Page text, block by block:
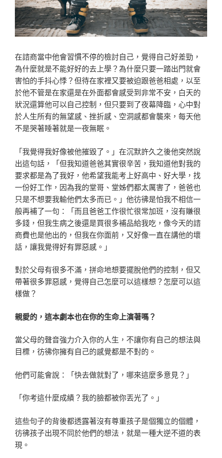
在諮商當中他會習慣不停的檢討自己，覺得自己好差勁，
為什麼就是不能好好的去上學？為什麼只要一踏出門就會
害怕的手抖心悸？但待在家裡又要被迫跟爸爸相處，以至
於他不管是在家還是在外面都會感受到非常不安，白天的
狀況還算他可以自己控制，但只要到了夜幕降臨，心中對
於人生所有的無望感、挫折感、空洞感都會襲來，每天他
不是哭著睡著就是一夜無眠。
「我覺得我好像被他摧毀了。」在沉默許久之後他突然說
出這句話，「但我知道爸爸其實很辛苦，我知道他對我的
要求都是為了我好，他希望我能考上好高中、好大學，找
一份好工作，因為我的堂哥、堂姊們都太厲害了，爸爸也
只是不想要我輸他們太多而已。」他彷彿是怕我不相信一
般再補了一句：「而且爸爸工作很忙很常加班，沒有賺很
多錢，但我生病之後還是買很多補品給我吃，像今天的諮
商費也是他出的，但我在你面前，又好像一直在講他的壞
話，讓我覺得好有罪惡感。」
對於父母有很多不滿，拼命地想要擺脫他們的控制，但又
帶著很多罪惡感，覺得自己怎麼可以這樣想？怎麼可以這
樣做？
親愛的，這本劇本也在你的生命上演著嗎？
當父母的聲音強力介入你的人生，不讓你有自己的想法與
目標，彷彿你擁有自己的感覺都是不對的。
他們可能會說：「快去做就對了，哪來這麼多意見？」
「你考這什麼成績？我的臉都被你丟光了。」
這些句子的背後都透露著沒有尊重孩子是個獨立的個體，
彷彿孩子出現不同於他們的想法，就是一種大逆不道的表
現。